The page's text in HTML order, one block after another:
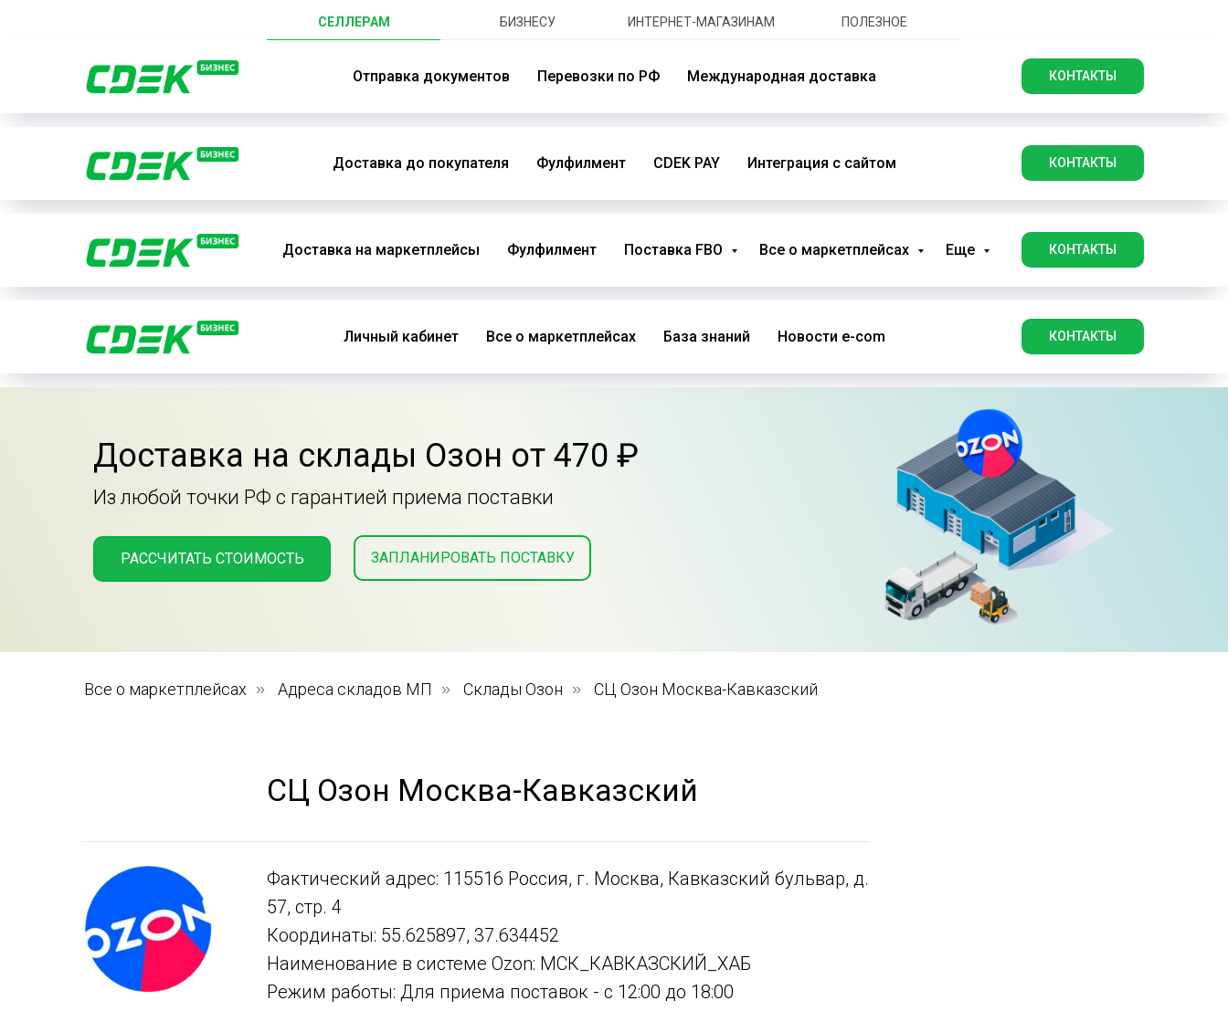
СЕЛЛЕРАМ БИЗНЕСУ ИНТЕРНЕТ-МАГАЗИНАМ ПОЛЕЗНОЕ
Отправка документов Перевозки по РФ Международная доставка КОНТАКТЫ
Доставка до покупателя Фулфилмент CDEK PAY Интеграция с сайтом КОНТАКТЫ
Доставка на маркетплейсы Фулфилмент Поставка FBO Все о маркетплейсах Еще КОНТАКТЫ
Личный кабинет Все о маркетплейсах База знаний Новости e-com КОНТАКТЫ
Доставка на склады Озон от 470 ₽
РАССЧИТАТЬ СТОИМОСТЬ
Из любой точки РФ с гарантией приема поставки
ЗАПЛАНИРОВАТЬ ПОСТАВКУ
Все о маркетплейсах » Адреса складов МП » Склады Озон » СЦ Озон Москва-Кавказский
СЦ Озон Москва-Кавказский
Фактический адрес: 115516 Россия, г. Москва, Кавказский бульвар, д.
57, стр. 4
Координаты: 55.625897, 37.634452
Наименование в системе Ozon: МСК_КАВКАЗСКИЙ_ХАБ
Режим работы: Для приема поставок - с 12:00 до 18:00